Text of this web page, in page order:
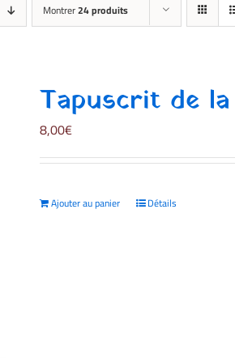
Montrer24 produits
Tapuscrit de la
8,00€
Ajouter au panier Détails